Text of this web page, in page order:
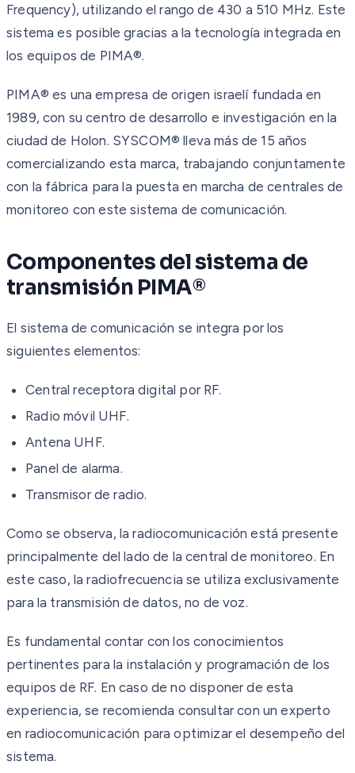
Frequency), utilizando el rango de 430 a 510 MHz. Este
sistema es posible gracias a la tecnología integrada en
los equipos de PIMA®.
PIMA® es una empresa de origen israelí fundada en
1989, con su centro de desarrollo e investigación en la
ciudad de Holon. SYSCOM® lleva más de 15 años
comercializando esta marca, trabajando conjuntamente
con la fábrica para la puesta en marcha de centrales de
monitoreo con este sistema de comunicación.
Componentes del sistema de
transmisión PIMA®
El sistema de comunicación se integra por los
siguientes elementos:
Central receptora digital por RF.
Radio móvil UHF.
Antena UHF.
Panel de alarma.
Transmisor de radio.
Como se observa, la radiocomunicación está presente
principalmente del lado de la central de monitoreo. En
este caso, la radiofrecuencia se utiliza exclusivamente
para la transmisión de datos, no de voz.
Es fundamental contar con los conocimientos
pertinentes para la instalación y programación de los
equipos de RF. En caso de no disponer de esta
experiencia, se recomienda consultar con un experto
en radiocomunicación para optimizar el desempeño del
sistema.